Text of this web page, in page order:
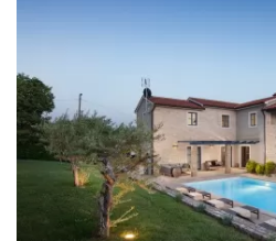
Geldautomat: 2 km
Busbahnhof: 15 km
Hafen: 15 km
Fährhafen: 15 km